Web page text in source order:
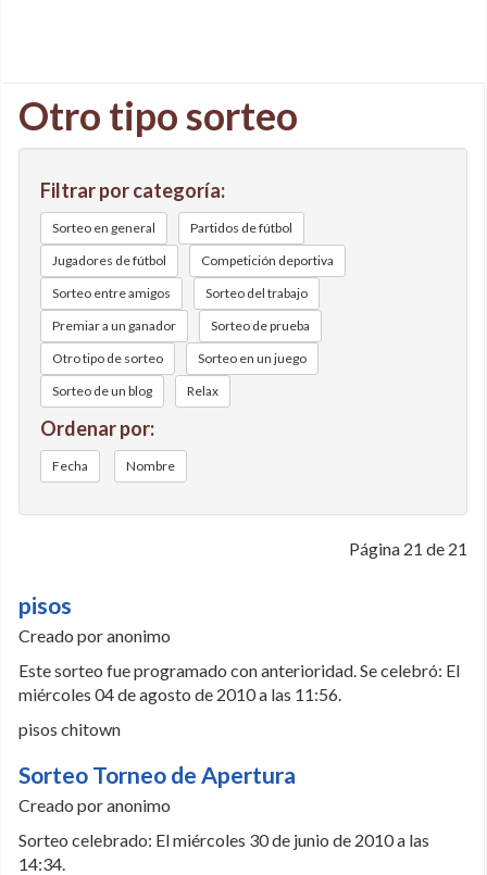
Otro tipo sorteo
Filtrar por categoría:
Sorteo en general
Partidos de fútbol
Jugadores de fútbol
Competición deportiva
Sorteo entre amigos
Sorteo del trabajo
Premiar a un ganador
Sorteo de prueba
Otro tipo de sorteo
Sorteo en un juego
Sorteo de un blog
Relax
Ordenar por:
Fecha Nombre
Página 21 de 21
pisos
Creado por anonimo
Este sorteo fue programado con anterioridad. Se celebró: El
miércoles 04 de agosto de 2010 a las 11:56.
pisos chitown
Sorteo Torneo de Apertura
Creado por anonimo
Sorteo celebrado: El miércoles 30 de junio de 2010 a las
14:34.